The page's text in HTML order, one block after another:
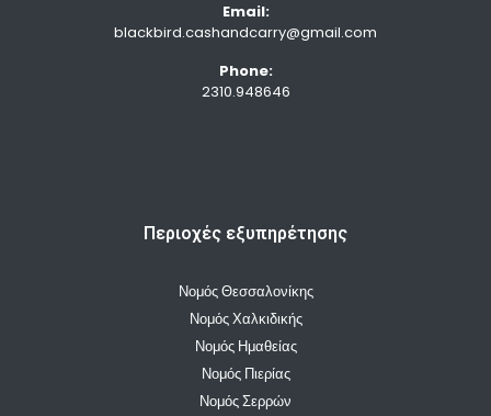
Email:
blackbird.cashandcarry@gmail.com
Phone:
2310.948646
Περιοχές εξυπηρέτησης
Νομός Θεσσαλονίκης
Νομός Χαλκιδικής
Νομός Ημαθείας
Νομός Πιερίας
Νομός Σερρών